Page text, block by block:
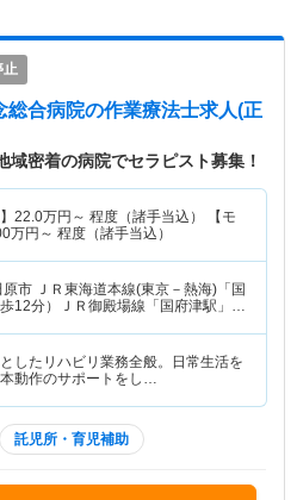
止
総合病院の作業療法士求人(正
密着の病院でセラピスト募集！
22.0万円～ 程度（諸手当込） 【モ
万円～ 程度（諸手当込）
原市 ＪＲ東海道本線(東京－熱海)「国
12分）ＪＲ御殿場線「国府津駅」
したリハビリ業務全般。日常生活を
動作のサポートをし…
託児所・育児補助